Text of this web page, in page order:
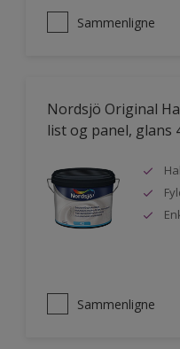
Sammenligne
Nordsjö Original
list og panel, glans
Sammenligne